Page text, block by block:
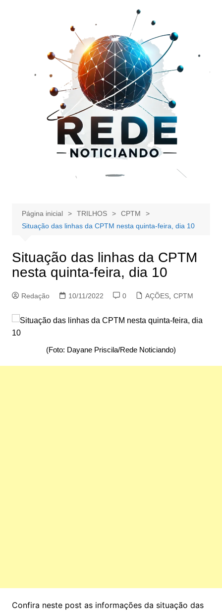
Página inicial TRILHOS
CPTM
Situação das linhas da CPTM nesta quinta-feira, dia 10
Situação das linhas da CPTM
nesta quinta-feira, dia 10
Redação 10/11/2022 0 AÇÕES, CPTM
(Foto: Dayane Priscila/Rede Noticiando)
Confira neste post as informações da situação das